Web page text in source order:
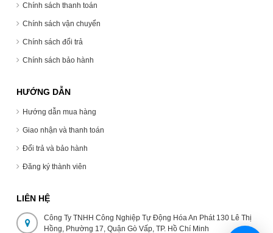
Chính sách thanh toán
Chính sách vận chuyển
Chính sách đổi trả
Chính sách bảo hành
HƯỚNG DẪN
Hướng dẫn mua hàng
Giao nhận và thanh toán
Đổi trả và bảo hành
Đăng ký thành viên
LIÊN HỆ
Công Ty TNHH Công Nghiệp Tự Động Hóa An Phát 130 Lê Thị
Hồng, Phường 17, Quận Gò Vấp, TP. Hồ Chí Minh